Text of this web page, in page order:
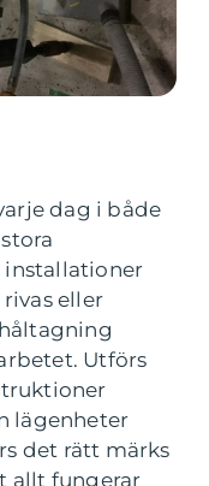
dag i både
installationer
eller
Utförs
lägenheter
det rätt märks
allt fungerar